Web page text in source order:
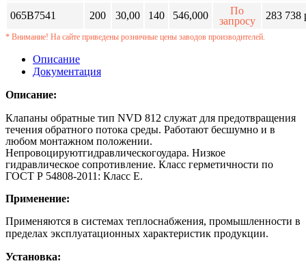
065B7541 200 30,00 140 546,000
По
запросу
283 738
* Внимание! На сайте приведены розничные цены заводов производителей.
Описание
Документация
Описание:
Клапаны обратные тип NVD 812 служат для предотвращения
течения обратного потока среды. Работают бесшумно и в
любом монтажном положении.
Непровоцируютгидравлическогоудара. Низкое
гидравлическое сопротивление. Класс герметичности по
ГОСТ Р 54808-2011: Класс Е.
Применение:
Применяются в системах теплоснабжения, промышленности в
пределах эксплуатационных характеристик продукции.
Установка: